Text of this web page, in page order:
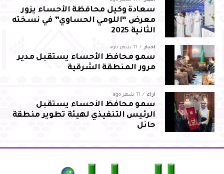
سعادة وكيل محافظة الأحساء يزور
معرض “اللومي الحساوي” في نسخته
الثانية 2025
أخبار 11 شهر ago
سمو محافظ الأحساء يستقبل مدير
مرور المنطقة الشرقية
آراء 11 شهر ago
سمو محافظ الأحساء يستقبل
الرئيس التنفيذي لهيئة تطوير منطقة
حائل